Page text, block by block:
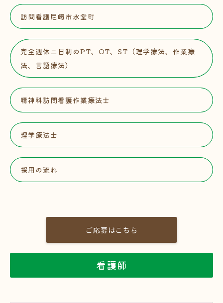
訪問看護尼崎市水堂町
完全週休二日制のPT、OT、ST（理学療法、作業療
法、言語療法）
精神科訪問看護作業療法士
理学療法士
採用の流れ
ご応募はこちら
看護師